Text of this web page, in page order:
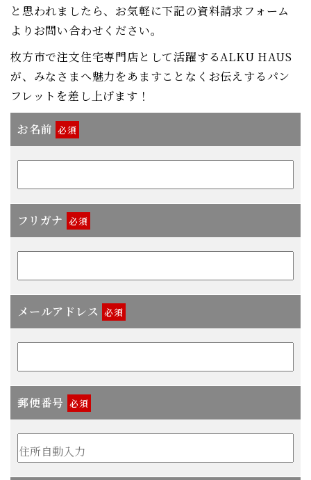
と思われましたら、お気軽に下記の資料請求フォーム
よりお問い合わせください。
枚方市で注文住宅専門店として活躍するALKU HAUS
が、みなさまへ魅力をあますことなくお伝えするパン
フレットを差し上げます！
お名前 必須
フリガナ 必須
メールアドレス 必須
郵便番号 必須